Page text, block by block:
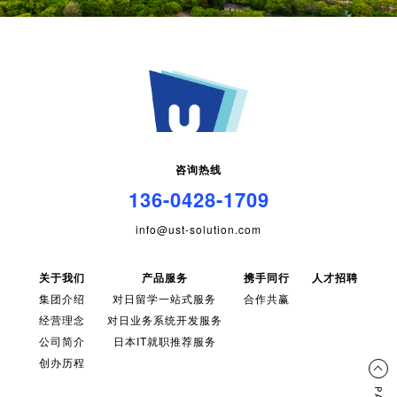
咨询热线
136-0428-1709
info@ust-solution.com
关于我们
集团介绍
经营理念
公司简介
创办历程
产品服务
对日留学一站式服务
对日业务系统开发服务
日本IT就职推荐服务
携手同行
合作共赢
人才招聘